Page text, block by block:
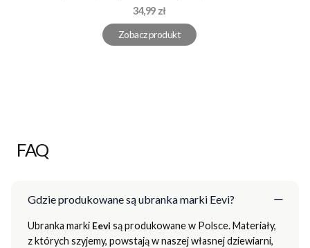
Cena
34,99 zł
Zobacz produkt
FAQ
Gdzie produkowane są ubranka marki Eevi?
Ubranka marki Eevi są produkowane w Polsce. Materiały,
z których szyjemy, powstają w naszej własnej dziewiarni,